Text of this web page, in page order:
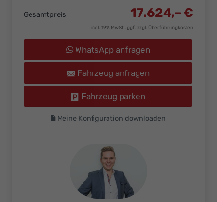
Gesamtpreis 17.624,– €
incl. 19% MwSt., ggf. zzgl. Überführungkosten
WhatsApp anfragen
Fahrzeug anfragen
Fahrzeug parken
Meine Konfiguration downloaden